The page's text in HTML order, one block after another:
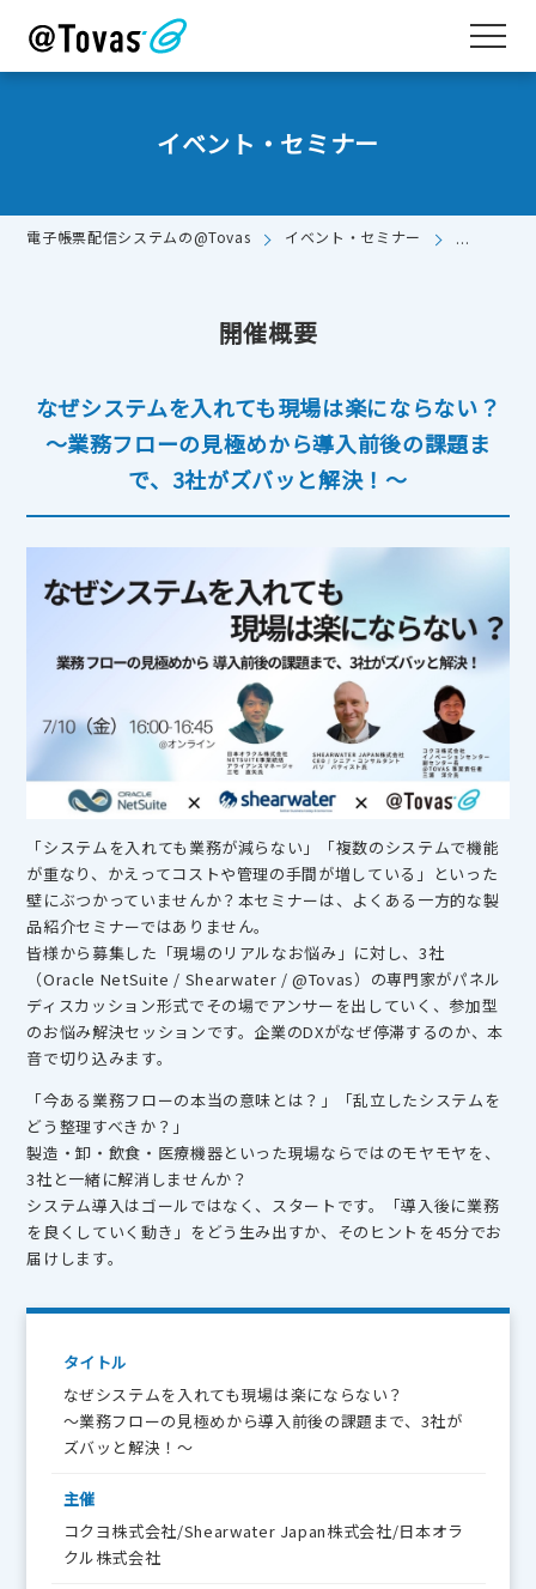
イベント・セミナー
電子帳票配信システムの@Tovas イベント・セミナー
開催概要
なぜシステムを入れても現場は楽にならない？
〜業務フローの見極めから導入前後の課題ま
で、3社がズバッと解決！〜
「システムを入れても業務が減らない」「複数のシステムで機能
が重なり、かえってコストや管理の手間が増している」といった
壁にぶつかっていませんか？本セミナーは、よくある一方的な製
品紹介セミナーではありません。
皆様から募集した「現場のリアルなお悩み」に対し、3社
（Oracle NetSuite / Shearwater / @Tovas）の専門家がパネル
ディスカッション形式でその場でアンサーを出していく、参加型
のお悩み解決セッションです。企業のDXがなぜ停滞するのか、本
音で切り込みます。
「今ある業務フローの本当の意味とは？」「乱立したシステムを
どう整理すべきか？」
製造・卸・飲食・医療機器といった現場ならではのモヤモヤを、
3社と一緒に解消しませんか？
システム導入はゴールではなく、スタートです。「導入後に業務
を良くしていく動き」をどう生み出すか、そのヒントを45分でお
届けします。
タイトル
なぜシステムを入れても現場は楽にならない？
〜業務フローの見極めから導入前後の課題まで、3社が
ズバッと解決！〜
主催
コクヨ株式会社/Shearwater Japan株式会社/日本オラ
クル株式会社